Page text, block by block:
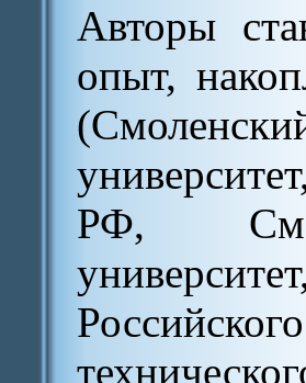
Авторы
опыт,
РФ,